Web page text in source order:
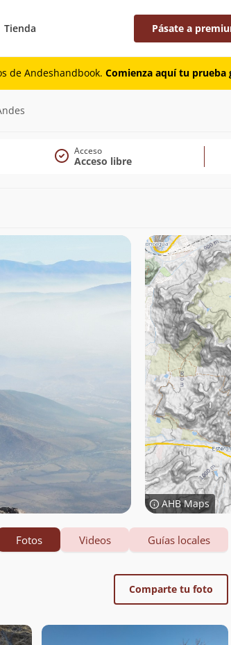
Tienda Pásate a
de Andeshandbook. Comienza aquí tu prueba
Acceso
Acceso libre
AHB Maps
Fotos Videos Guías locales
Comparte tu foto